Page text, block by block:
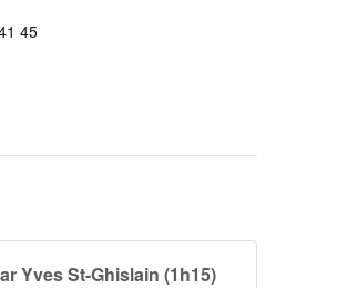
45
Yves St-Ghislain (1h15)